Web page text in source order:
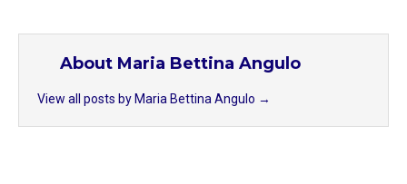
About Maria Bettina Angulo
View all posts by Maria Bettina Angulo →